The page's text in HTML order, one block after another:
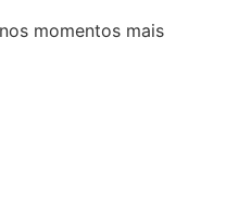
momentos mais